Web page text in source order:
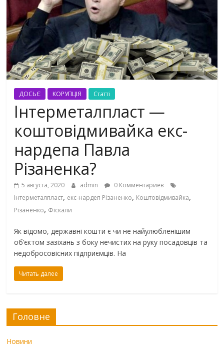
ДОСЬЄ КОРУПЦІЯ Статті
Інтерметалпласт —
коштовідмивайка екс-
нардепа Павла
Різаненка?
5 августа, 2020 admin
0 Комментариев
Інтерметалпласт, екс-нардеп Різаненко, Коштовідмивайка,
Різаненко, Фіскали
Як відомо, державні кошти є чи не найулюбленішим
об’єктом зазіхань з боку нечистих на руку посадовців та
недобросовісних підприємців. На
Читать далее
Головне
Новини